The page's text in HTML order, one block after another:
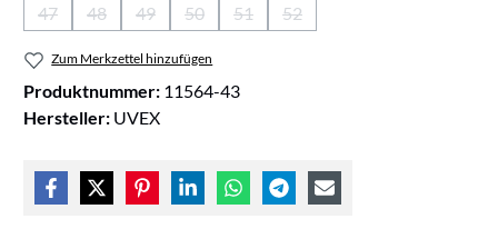
47
(Diese Option ist zurzeit nicht verfügbar.)
48
(Diese Option ist zurzeit nicht verfügbar.)
49
(Diese Option ist zurzeit nicht verfügbar.)
50
(Diese Option ist zurzeit nicht verfügbar.)
51
(Diese Option ist zurzeit nicht
52
(Diese Option ist zurzeit
Zum Merkzettel hinzufügen
Produktnummer: 11564-43
Hersteller: UVEX